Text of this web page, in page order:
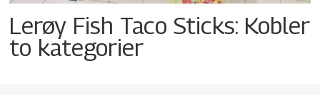
Lerøy Fish Taco Sticks: Kobler
to kategorier